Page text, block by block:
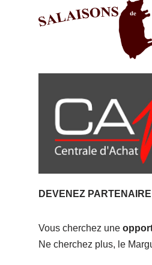
DEVENEZ
Vous cherchez une
Ne cherchez plus, le